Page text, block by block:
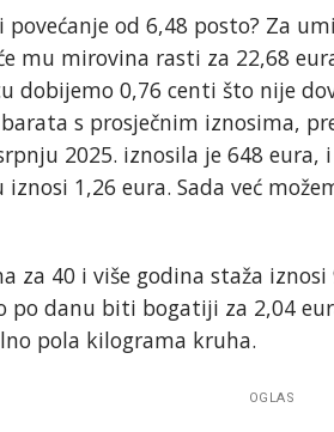
povećanje od 6,48 posto? Za
mu mirovina rasti za 22,68
dobijemo 0,76 centi što nije
s prosječnim iznosima,
2025. iznosila je 648 eura,
iznosi 1,26 eura. Sada već
za 40 i više godina staža
po danu biti bogatiji za 2,04
pola kilograma kruha.
OGLAS